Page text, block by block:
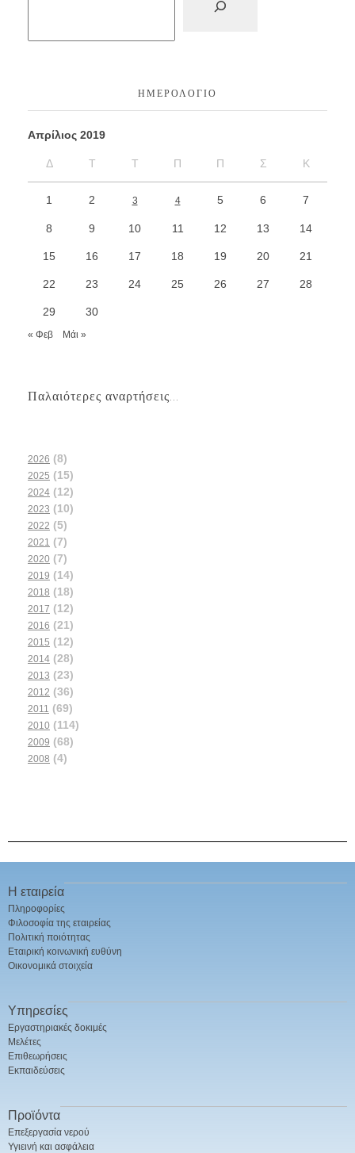
ΗΜΕΡΟΛΌΓΙΟ
Απρίλιος 2019
Δ Τ Τ Π Π Σ Κ
1 2 3 4 5 6 7
8 9 10 11 12 13 14
15 16 17 18 19 20 21
22 23 24 25 26 27 28
29 30
« Φεβ Μάι »
Παλαιότερες αναρτήσεις...
2026 (8)
2025 (15)
2024 (12)
2023 (10)
2022 (5)
2021 (7)
2020 (7)
2019 (14)
2018 (18)
2017 (12)
2016 (21)
2015 (12)
2014 (28)
2013 (23)
2012 (36)
2011 (69)
2010 (114)
2009 (68)
2008 (4)
Η εταιρεία
Πληροφορίες
Φιλοσοφία της εταιρείας
Πολιτική ποιότητας
Εταιρική κοινωνική ευθύνη
Οικονομικά στοιχεία
Υπηρεσίες
Εργαστηριακές δοκιμές
Μελέτες
Επιθεωρήσεις
Εκπαιδεύσεις
Προϊόντα
Επεξεργασία νερού
Υγιεινή και ασφάλεια